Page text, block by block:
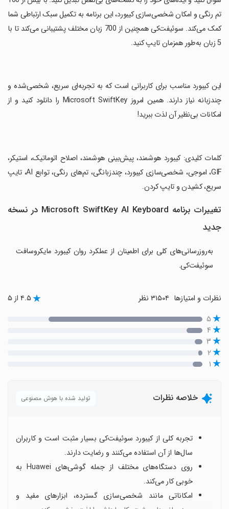
تم رنگی و امکان شخصی‌سازی کیبورد، این برنامه به تکمیل سبک ارتباطی شما
کمک می‌کند. سوئیفت‌کی همچنین از 700 زبان مختلف پشتیبانی می‌کند تا با
5 زبان به‌طور همزمان تایپ کنید.
‏این کیبورد مناسب برای کاربرانی است که به تجربه‌ای سریع، شخصی‌شده و
چندزبانه نیاز دارند. همین امروز Microsoft SwiftKey را دانلود کنید و از
امکانات بی‌نظیر آن لذت ببرید!
‏کلمات کلیدی: کیبورد هوشمند، پیش‌بینی هوشمند، اصلاح اتوماتیک، استیکر،
GIF، اموجی، شخصی‌سازی کیبورد، چندزبانگی، تم‌های رنگی، توابع AI، تایپ
سریع، کشیدن و تایپ کردن.
تغییرات برنامه Microsoft SwiftKey AI Keyboard در نسخه
جدید
به‌روزرسانی‌های کلی برای اطمینان از عملکرد روان کیبورد مایکروسافت
سوئیفت‌کی.
نظرات و امتیازها ۴.۵ از ۵
۵
۴
۳
۲
۱
خلاصه نظرات تولید شده با هوش مصنوعی
تجربه کلی از کیبورد سوئیفت‌کی بسیار مثبت است و کاربران
سال‌ها از آن استفاده می‌کنند و رضایت دارند.
روی دستگاه‌های مختلف از جمله گوشی‌های Huawei به
خوبی کار می‌کند.
امکاناتی مانند شخصی‌سازی گسترده، ابزارهای مفید و